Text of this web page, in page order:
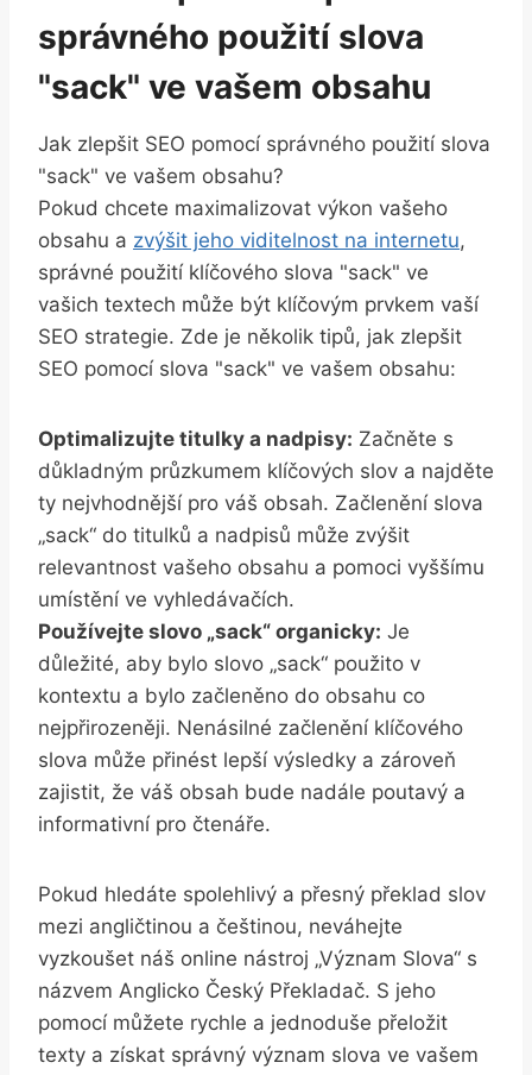
správného použití slova
"sack" ve vašem obsahu
Jak zlepšit SEO pomocí správného použití slova
"sack" ve vašem obsahu?
Pokud chcete maximalizovat výkon vašeho
obsahu a zvýšit jeho viditelnost na internetu,
správné použití klíčového slova "sack" ve
vašich textech může být klíčovým prvkem vaší
SEO strategie. Zde je několik tipů, jak zlepšit
SEO pomocí slova "sack" ve vašem obsahu:
Optimalizujte titulky a nadpisy: Začněte s
důkladným průzkumem klíčových slov a najděte
ty nejvhodnější pro váš obsah. Začlenění slova
„sack“ do titulků a nadpisů může zvýšit
relevantnost vašeho obsahu a pomoci vyššímu
umístění ve vyhledávačích.
Používejte slovo „sack“ organicky: Je
důležité, aby bylo slovo „sack“ použito v
kontextu a bylo začleněno do obsahu co
nejpřirozeněji. Nenásilné začlenění klíčového
slova může přinést lepší výsledky a zároveň
zajistit, že váš obsah bude nadále poutavý a
informativní pro čtenáře.
Pokud hledáte spolehlivý a přesný překlad slov
mezi angličtinou a češtinou, neváhejte
vyzkoušet náš online nástroj „Význam Slova“ s
názvem Anglicko Český Překladač. S jeho
pomocí můžete rychle a jednoduše přeložit
texty a získat správný význam slova ve vašem